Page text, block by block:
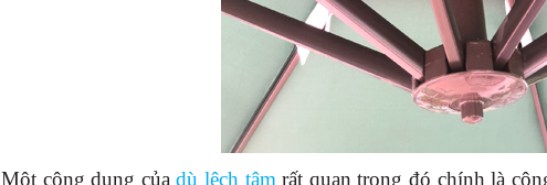
Một công dụng củadù lệch tâm rất quan trọng đó chính là